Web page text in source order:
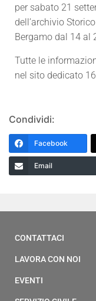
per sabato 21
dell’archivio
Bergamo dal 14 al
Tutte le
nel sito dedicato
Condividi:
Facebook
Email
CONTATTACI
LAVORA CON NOI
EVENTI